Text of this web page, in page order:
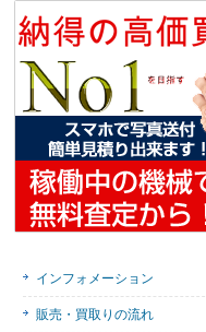
インフォメーション
販売・買取りの流れ